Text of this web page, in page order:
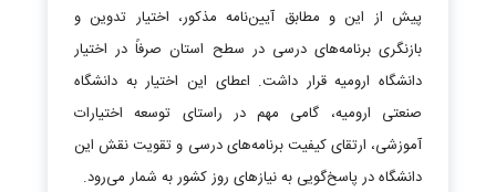
پیش از این و مطابق آیین‌نامه مذکور، اختیار تدوین و
بازنگری برنامه‌های درسی در سطح استان صرفاً در اختیار
دانشگاه ارومیه قرار داشت. اعطای این اختیار به دانشگاه
صنعتی ارومیه، گامی مهم در راستای توسعه اختیارات
آموزشی، ارتقای کیفیت برنامه‌های درسی و تقویت نقش این
دانشگاه در پاسخ‌گویی به نیازهای روز کشور به شمار می‌رود.